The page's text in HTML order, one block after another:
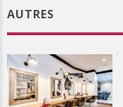
AUTRES